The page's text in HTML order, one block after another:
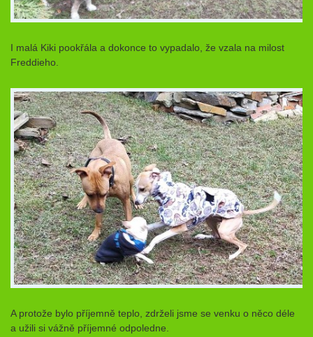
I malá Kiki pookřála a dokonce to vypadalo, že vzala na milost
Freddieho.
A protože bylo příjemně teplo, zdrželi jsme se venku o něco déle
a užili si vážně příjemné odpoledne.